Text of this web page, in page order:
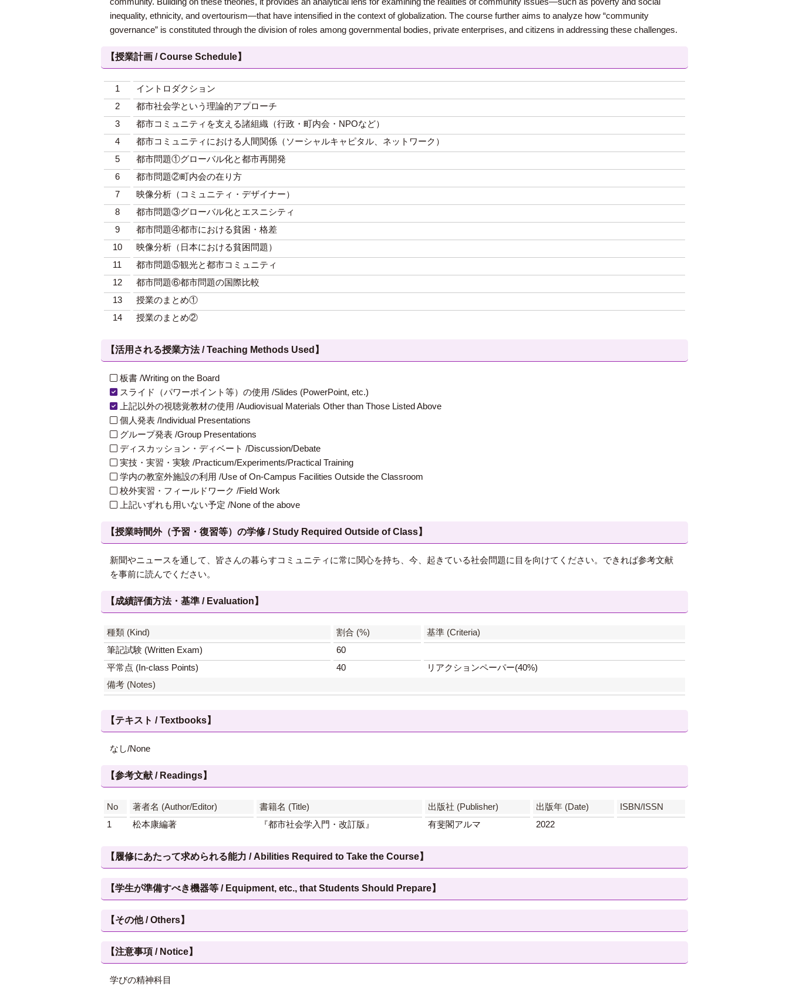
inequality, ethnicity, and overtourism—that have intensified in the context of globalization. The course further aims to analyze how “community
governance” is constituted through the division of roles among governmental bodies, private enterprises, and citizens in addressing these challenges.
【授業計画 / Course Schedule】
1
イントロダクション
2
都市社会学という理論的アプローチ
3
都市コミュニティを支える諸組織（行政・町内会・NPOなど）
4
都市コミュニティにおける人間関係（ソーシャルキャピタル、ネットワーク）
5
都市問題①グローバル化と都市再開発
6
都市問題②町内会の在り方
7
映像分析（コミュニティ・デザイナー）
8
都市問題③グローバル化とエスニシティ
9
都市問題④都市における貧困・格差
10
映像分析（日本における貧困問題）
11
都市問題⑤観光と都市コミュニティ
12
都市問題⑥都市問題の国際比較
13
授業のまとめ①
14
授業のまとめ②
【活用される授業方法 / Teaching Methods Used】
板書 /Writing on the Board
スライド（パワーポイント等）の使用 /Slides (PowerPoint, etc.)
上記以外の視聴覚教材の使用 /Audiovisual Materials Other than Those Listed Above
個人発表 /Individual Presentations
グループ発表 /Group Presentations
ディスカッション・ディベート /Discussion/Debate
実技・実習・実験 /Practicum/Experiments/Practical Training
学内の教室外施設の利用 /Use of On-Campus Facilities Outside the Classroom
校外実習・フィールドワーク /Field Work
上記いずれも用いない予定 /None of the above
【授業時間外（予習・復習等）の学修 / Study Required Outside of Class】
新聞やニュースを通して、皆さんの暮らすコミュニティに常に関心を持ち、今、起きている社会問題に目を向けてください。できれば参考文献
を事前に読んでください。
【成績評価方法・基準 / Evaluation】
種類 (Kind) 割合 (%)
基準 (Criteria)
筆記試験 (Written Exam)
60
平常点 (In-class Points)
40
リアクションペーパー(40%)
備考 (Notes)
【テキスト / Textbooks】
なし/None
【参考文献 / Readings】
No 著者名 (Author/Editor) 書籍名 (Title) 出版社 (Publisher) 出版年 (Date)
ISBN/ISSN
1
松本康編著 『都市社会学入門・改訂版』 有斐閣アルマ 2022
【履修にあたって求められる能力 / Abilities Required to Take the Course】
【学生が準備すべき機器等 / Equipment, etc., that Students Should Prepare】
【その他 / Others】
【注意事項 / Notice】
学びの精神科目